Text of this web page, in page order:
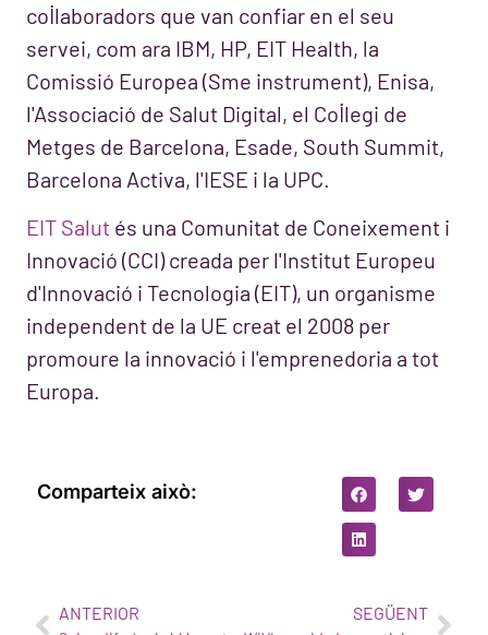
col·laboradors que van confiar en el seu
servei, com ara IBM, HP, EIT Health, la
Comissió Europea (Sme instrument), Enisa,
l'Associació de Salut Digital, el Col·legi de
Metges de Barcelona, Esade, South Summit,
Barcelona Activa, l'IESE i la UPC.
EIT Salut és una Comunitat de Coneixement i
Innovació (CCI) creada per l'Institut Europeu
d'Innovació i Tecnologia (EIT), un organisme
independent de la UE creat el 2008 per
promoure la innovació i l'emprenedoria a tot
Europa.
Comparteix això:
ANTERIOR SEGÜENT